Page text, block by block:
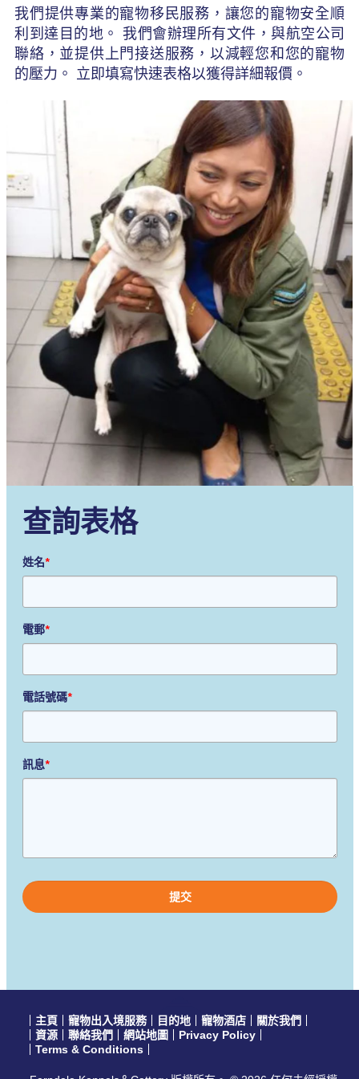
我們提供專業的寵物移民服務，讓您的寵物安全順
利到達目的地。 我們會辦理所有文件，與航空公司
聯絡，並提供上門接送服務，以減輕您和您的寵物
的壓力。 立即填寫快速表格以獲得詳細報價。
查詢表格
姓名*
電郵*
電話號碼*
訊息*
leave
this
field
主頁 寵物出入境服務 目的地 寵物酒店
關於我們
資源
聯絡我們 網站地圖
Privacy Policy
Terms & Conditions